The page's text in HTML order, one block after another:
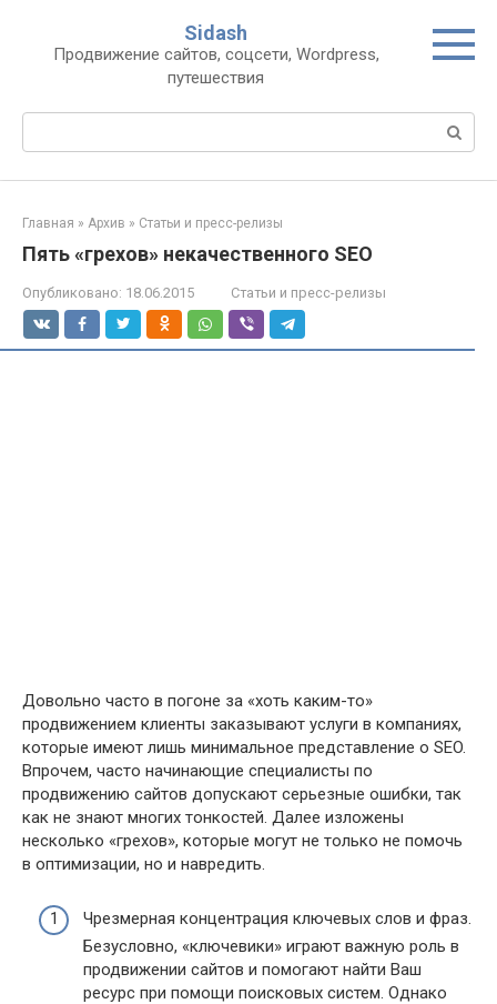
контенту
Sidash
Продвижение сайтов, соцсети, Wordpress,
путешествия
Главная » Архив » Статьи и пресс-релизы
Пять «грехов» некачественного SEO
Опубликовано: 18.06.2015 Статьи и пресс-релизы
Довольно часто в погоне за «хоть каким-то»
продвижением клиенты заказывают услуги в компаниях,
которые имеют лишь минимальное представление о SEO.
Впрочем, часто начинающие специалисты по
продвижению сайтов допускают серьезные ошибки, так
как не знают многих тонкостей. Далее изложены
несколько «грехов», которые могут не только не помочь
в оптимизации, но и навредить.
Чрезмерная концентрация ключевых слов и фраз.
Безусловно, «ключевики» играют важную роль в
продвижении сайтов и помогают найти Ваш
ресурс при помощи поисковых систем. Однако